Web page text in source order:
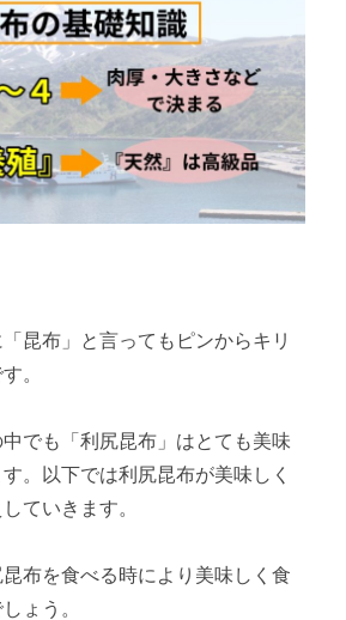
昆布」と言ってもピンからキリ
。
でも「利尻昆布」はとても美味
。以下では利尻昆布が美味しく
ていきます。
布を食べる時により美味しく食
ょう。